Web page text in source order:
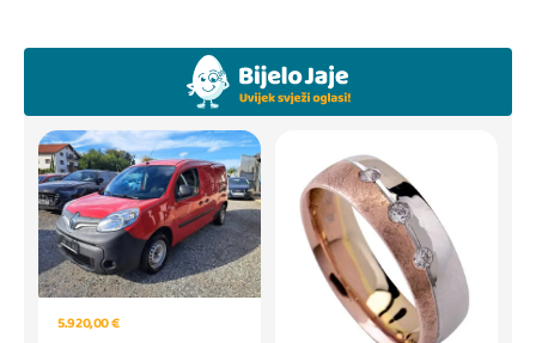
5.920,00 €